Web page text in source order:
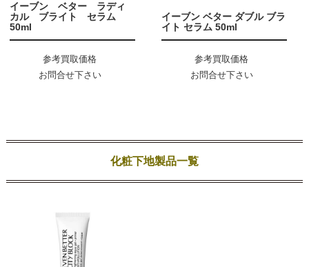
イーブン ベター ラディ
カル ブライト セラム
50ml
参考買取価格
お問合せ下さい
イーブン ベター ダブル ブラ
イト セラム 50ml
参考買取価格
お問合せ下さい
化粧下地製品一覧